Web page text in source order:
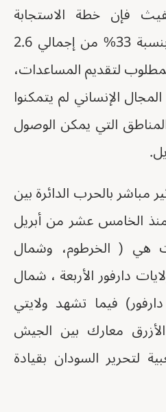
فإن خطة الاستجابة
الإنسانية تلقت تمويلا بنسبة 33% من إجمالي 2.6
لتقديم المساعدات،
الإنساني لم يتمكنوا
التي يمكن الوصول
مباشر بالحرب الدائرة بين
الخامس عشر من أبريل
هي ( الخرطوم، وشمال
دارفور الأربعة ، شمال
فيما تشهد ولايتي
معارك بين الجيش
لتحرير السودان بقيادة